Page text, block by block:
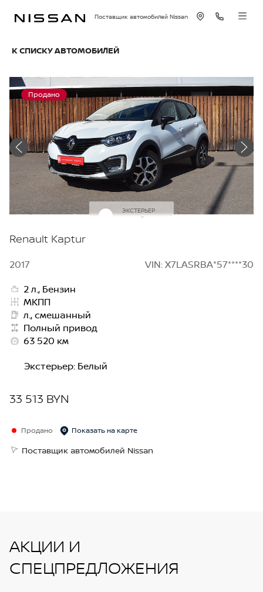
Поставщик автомобилей Nissan
К СПИСКУ АВТОМОБИЛЕЙ
Продано
ЭКСТЕРЬЕР
Белый
Renault Kaptur
2017
VIN: X7LASRBA*57****30
2 л., Бензин
МКПП
л., смешанный
Полный привод
63 520 км
Экстерьер: Белый
33 513 BYN
Продано Показать на карте
Поставщик автомобилей Nissan
АКЦИИ И
СПЕЦПРЕДЛОЖЕНИЯ